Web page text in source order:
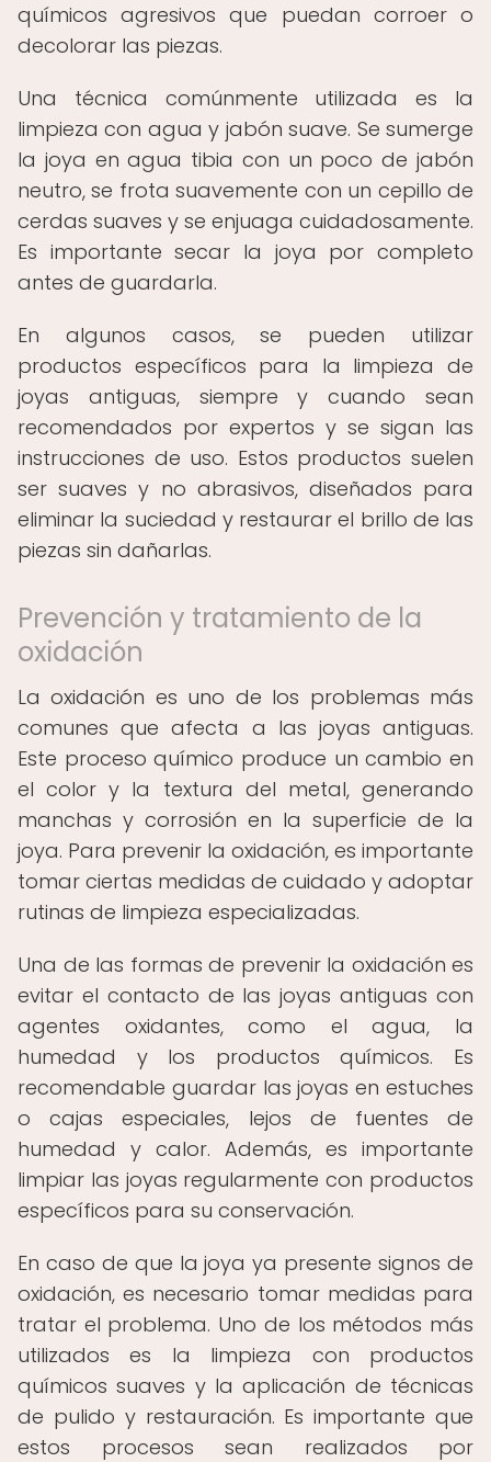
químicos agresivos que puedan corroer o
decolorar las piezas.
Una técnica comúnmente utilizada es la
limpieza con agua y jabón suave. Se sumerge
la joya en agua tibia con un poco de jabón
neutro, se frota suavemente con un cepillo de
cerdas suaves y se enjuaga cuidadosamente.
Es importante secar la joya por completo
antes de guardarla.
En algunos casos, se pueden utilizar
productos específicos para la limpieza de
joyas antiguas, siempre y cuando sean
recomendados por expertos y se sigan las
instrucciones de uso. Estos productos suelen
ser suaves y no abrasivos, diseñados para
eliminar la suciedad y restaurar el brillo de las
piezas sin dañarlas.
Prevención y tratamiento de la
oxidación
La oxidación es uno de los problemas más
comunes que afecta a las joyas antiguas.
Este proceso químico produce un cambio en
el color y la textura del metal, generando
manchas y corrosión en la superficie de la
joya. Para prevenir la oxidación, es importante
tomar ciertas medidas de cuidado y adoptar
rutinas de limpieza especializadas.
Una de las formas de prevenir la oxidación es
evitar el contacto de las joyas antiguas con
agentes oxidantes, como el agua, la
humedad y los productos químicos. Es
recomendable guardar las joyas en estuches
o cajas especiales, lejos de fuentes de
humedad y calor. Además, es importante
limpiar las joyas regularmente con productos
específicos para su conservación.
En caso de que la joya ya presente signos de
oxidación, es necesario tomar medidas para
tratar el problema. Uno de los métodos más
utilizados es la limpieza con productos
químicos suaves y la aplicación de técnicas
de pulido y restauración. Es importante que
estos procesos sean realizados por